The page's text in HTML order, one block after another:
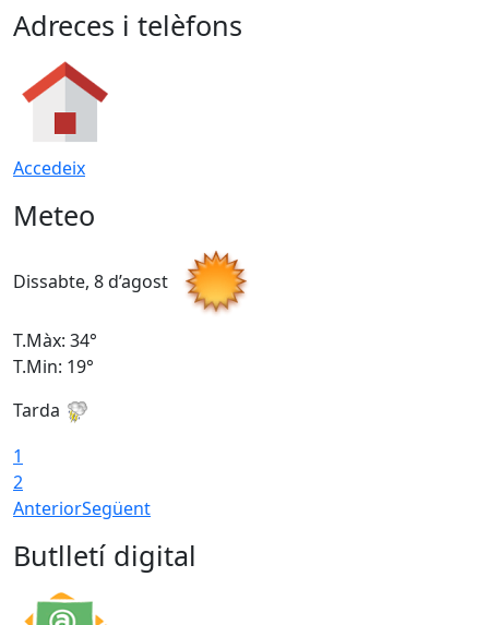
Adreces i telèfons
Accedeix
Meteo
Dissabte, 8 d’agost
T.Màx: 34°
T.Min: 19°
Tarda
1
2
AnteriorSegüent
Butlletí digital